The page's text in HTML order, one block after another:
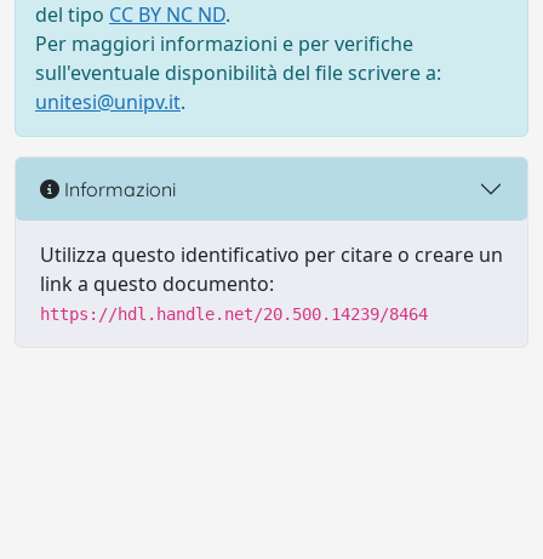
del tipo CC BY NC ND.
Per maggiori informazioni e per verifiche
sull'eventuale disponibilità del file scrivere a:
unitesi@unipv.it.
Informazioni
Utilizza questo identificativo per citare o creare un
link a questo documento:
https://hdl.handle.net/20.500.14239/8464